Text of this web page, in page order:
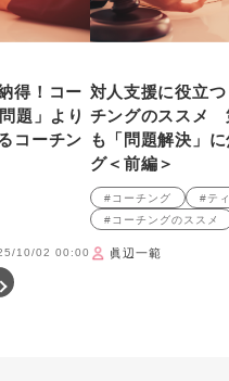
得！コー
題」より
コーチン
10/02 00:00
対人支援に役立
チングのススメ
も「問題解決」
グ＜前編＞
#コーチング
#テ
#コーチングのススメ
眞辺一範